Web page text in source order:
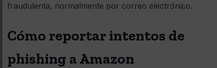
fraudulenta, normalmente por correo electrónico.
Cómo reportar intentos de
phishing a Amazon